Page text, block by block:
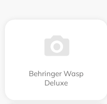
Behringer Wasp
Deluxe